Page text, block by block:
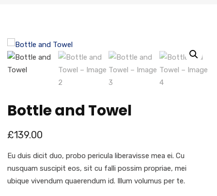
Bottle and Towel
£139.00
Eu duis dicit duo, probo pericula liberavisse mea ei. Cu
nusquam suscipit eos, sit cu falli possim propriae, mei
ubique vivendum quaerendum id. Illum volumus per te.